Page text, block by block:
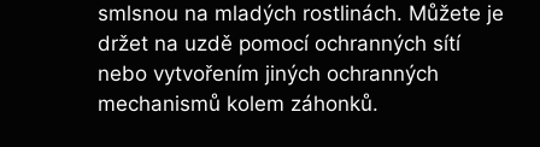
smlsnou na mladých rostlinách. Můžete je
držet na uzdě pomocí ochranných sítí
nebo vytvořením jiných ochranných
mechanismů kolem záhonků.